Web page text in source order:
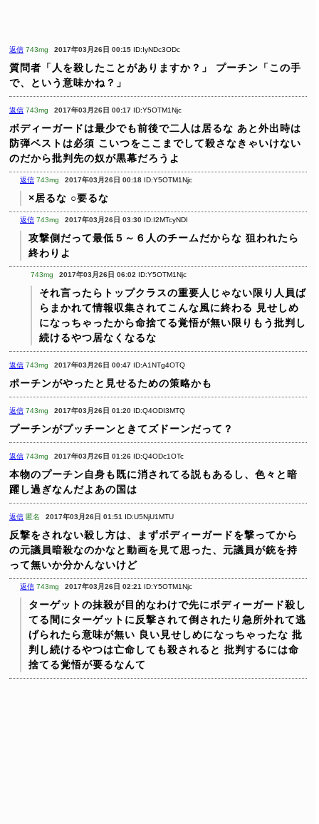
返信 743mg 2017年03月26日 00:15 ID:IyNDc3ODc
質問者「人を殺したことがありますか？」
プーチン「この手
で、という意味かね？」
返信 743mg 2017年03月26日 00:17 ID:Y5OTM1Njc
ボディーガードは最少でも前後で二人は居るな あと外出時は
防弾ベストは必須 こいつをここまでして殺さなきゃいけない
のだから批判先の奴が黒幕だろうよ
返信 743mg 2017年03月26日 00:18 ID:Y5OTM1Njc
×居るな ○要るな
返信 743mg 2017年03月26日 03:30 ID:I2MTcyNDI
攻撃側だって最低５～６人のチームだからな 狙われたら
終わりよ
743mg 2017年03月26日 06:02 ID:Y5OTM1Njc
それ言ったらトップクラスの重要人じゃない限り人員ば
らまかれて情報収集されてこんな風に終わる 見せしめ
になっちゃったから命捨てる覚悟が無い限りもう批判し
続けるやつ居なくなるな
返信 743mg 2017年03月26日 00:47 ID:A1NTg4OTQ
ポーチンがやったと見せるための策略かも
返信 743mg 2017年03月26日 01:20 ID:Q4ODI3MTQ
プーチンがプッチーンときてズドーンだって？
返信 743mg 2017年03月26日 01:26 ID:Q4ODc1OTc
本物のプーチン自身も既に消されてる説もあるし、色々と暗
躍し過ぎなんだよあの国は
返信 匿名 2017年03月26日 01:51 ID:U5NjU1MTU
反撃をされない殺し方は、まずボディーガードを撃ってから
の元議員暗殺なのかなと動画を見て思った、元議員が銃を持
って無いか分かんないけど
返信 743mg 2017年03月26日 02:21 ID:Y5OTM1Njc
ターゲットの抹殺が目的なわけで先にボディーガード殺し
てる間にターゲットに反撃されて倒されたり急所外れて逃
げられたら意味が無い 良い見せしめになっちゃったな 批
判し続けるやつは亡命しても殺されると 批判するには命
捨てる覚悟が要るなんて